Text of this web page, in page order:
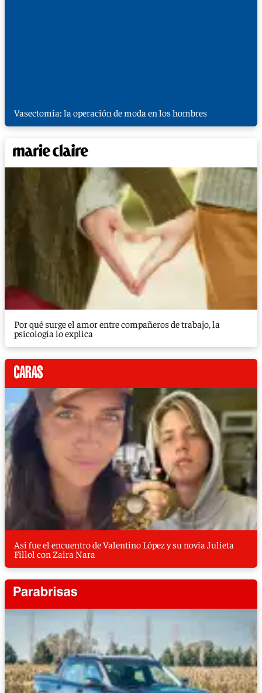
Vasectomía: la operación de moda en los hombres
Por qué surge el amor entre compañeros de trabajo, la
psicología lo explica
Así fue el encuentro de Valentino López y su novia Julieta
Fillol con Zaira Nara